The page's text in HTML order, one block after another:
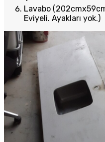
Lavabo
Eviyeli. Ayakları yok.)